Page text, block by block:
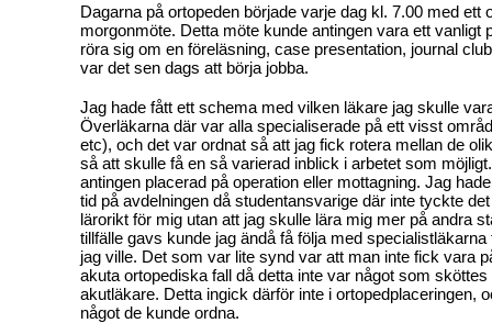
Dagarna på ortopeden började varje dag kl. 7.00 med ett
morgonmöte. Detta möte kunde antingen vara ett vanligt
röra sig om en föreläsning, case presentation, journal
var det sen dags att börja jobba.
Jag hade fått ett schema med vilken läkare jag skulle
Överläkarna där var alla specialiserade på ett visst
etc), och det var ordnat så att jag fick rotera mellan de
så att skulle få en så varierad inblick i arbetet som
antingen placerad på operation eller mottagning. Jag
tid på avdelningen då studentansvarige där inte tyckte
lärorikt för mig utan att jag skulle lära mig mer på andra
tillfälle gavs kunde jag ändå få följa med specialistläkarna
jag ville. Det som var lite synd var att man inte fick vara
akuta ortopediska fall då detta inte var något som sköttes
akutläkare. Detta ingick därför inte i ortopedplaceringen,
något de kunde ordna.